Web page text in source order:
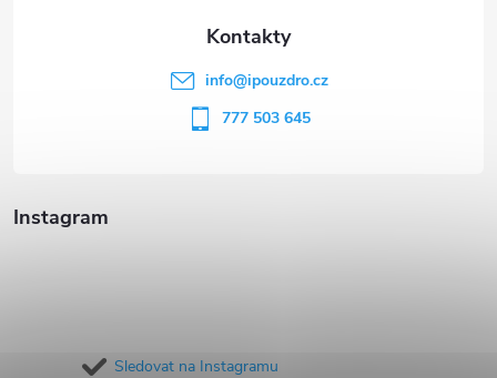
Instagram
Sledovat na Instagramu
info@ipouzdro.cz
777 503 645